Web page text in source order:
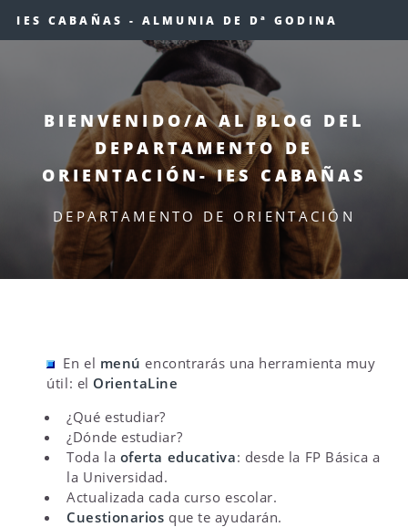
IES CABAÑAS - ALMUNIA DE Dª GODINA
BIENVENIDO/A AL BLOG DEL
DEPARTAMENTO DE
ORIENTACIÓN- IES CABAÑAS
DEPARTAMENTO DE ORIENTACIÓN
En el menú encontrarás una herramienta muy
útil: el OrientaLine
¿Qué estudiar?
¿Dónde estudiar?
Toda la oferta educativa: desde la FP Básica a
la Universidad.
Actualizada cada curso escolar.
Cuestionarios que te ayudarán.